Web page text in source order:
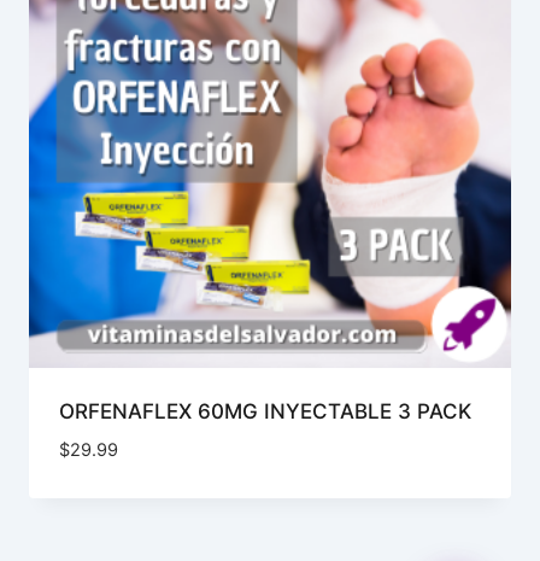
ORFENAFLEX 60MG INYECTABLE 3 PACK
$29.99